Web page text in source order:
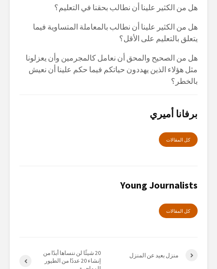
هل من الكثير علينا أن نطالب بحقنا في التعليم؟
هل من الكثير علينا أن نطالب بالمعاملة المتساوية فيما
يتعلق بالتعليم على الأقل؟
هل من الصحيح والمحق أن نعامل كالمجرمين وأن يعزلونا
مثل هؤلاء الذين يهددون حياتكم فيما حكم علينا أن نعيش
بالخطر؟
برفانا أميري
كل المقالات
Young Journalists
كل المقالات
20 شيئًا لن ننساها أبدًا من
إنشاء 20 عددًا من الطيور
منزل بعيد عن المنزل